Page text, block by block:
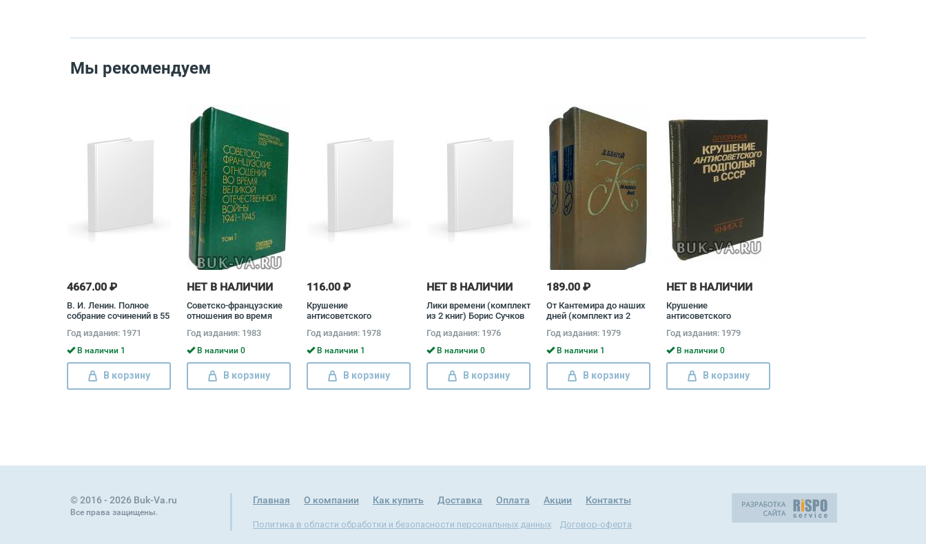
Мы рекомендуем
4667.00 ₽
В. И. Ленин. Полное
собрание сочинений в 55
Владимир Ленин
Год издания: 1971
В наличии 1
В корзину
НЕТ В НАЛИЧИИ
Советско-французские
отношения во время
войны 1941 - 1945
(комплект из 2 книг)
Год издания: 1983
В наличии 0
В корзину
116.00 ₽
Крушение
антисоветского
(комплект из 2 книг)
Давид Голинков
Год издания: 1978
В наличии 1
В корзину
НЕТ В НАЛИЧИИ
Лики времени (комплект
из 2 книг) Борис Сучков
Год издания: 1976
В наличии 0
В корзину
189.00 ₽
От Кантемира до наших
дней (комплект из 2
Год издания: 1979
В наличии 1
В корзину
НЕТ В НАЛИЧИИ
Крушение
антисоветского
(комплект из 2 книг)
Давид Голинков
Год издания: 1979
В наличии 0
В корзину
© 2016 - 2026 Buk-Va.ru
Все права защищены.
Главная О компании Как купить Доставка Оплата Акции Контакты
Политика в области обработки и безопасности персональных данных Договор-оферта